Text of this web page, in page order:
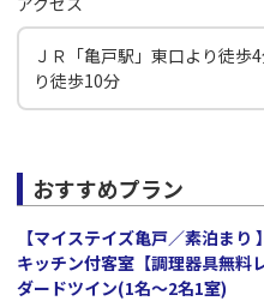
ＪＲ「亀戸駅」東口より徒歩
り徒歩10分
おすすめプラン
【マイステイズ亀戸／素泊ま
キッチン付客室【調理器具無料
ダードツイン(1名～2名1室)